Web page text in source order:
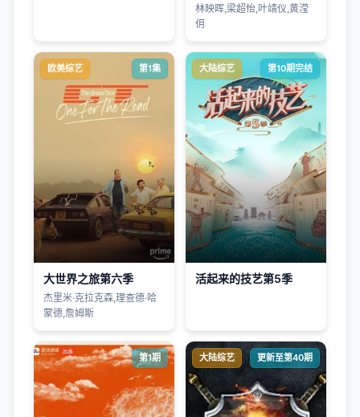
林映晖,梁超怡,叶靖仪,黄滢
仴
欧美综艺 第1集
大世界之旅第六季
杰里米·克拉克森,理查德·哈
蒙德,詹姆斯
大陆综艺 第10期完结
活起来的技艺第5季
第1期 大陆综艺 更新至第40期